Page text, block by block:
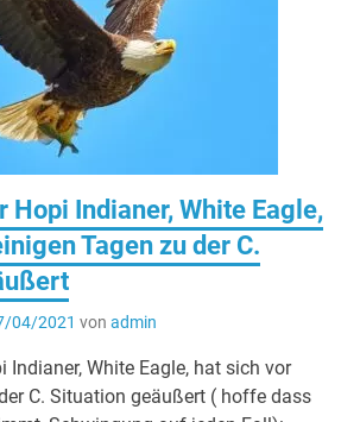
Hopi Indianer, White Eagle,
Tagen zu der C.
04/2021 von admin
Indianer, White Eagle, hat sich vor
C. Situation geäußert ( hoffe dass